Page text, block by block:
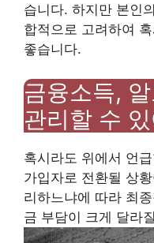
습니다. 하지만 본인
합적으로 고려하여
좋습니다.
금융소득,
관리할 수
혹시라도 위에서 언
가입자로 전환될 상
리하느냐에 따라 최
금 부담이 크게 달라